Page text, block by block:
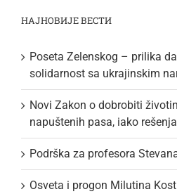
НАЈНОВИЈЕ ВЕСТИ
Poseta Zelenskog – prilika
solidarnost sa ukrajinskim
Novi Zakon o dobrobiti
napuštenih pasa, iako
Podrška za profesora
Osveta i progon Milutina